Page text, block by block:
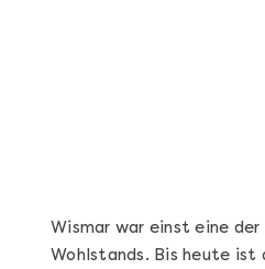
Wismar war einst eine
Wohlstands. Bis heute ist